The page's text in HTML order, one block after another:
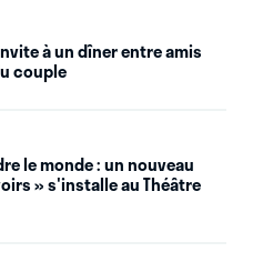
à un dîner entre amis
couple
le monde : un nouveau
» s'installe au Théâtre